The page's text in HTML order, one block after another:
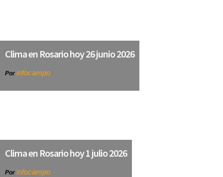
Clima en Rosario hoy 26 junio 2026
Por infocampo
Clima en Rosario hoy 1 julio 2026
Por infocampo